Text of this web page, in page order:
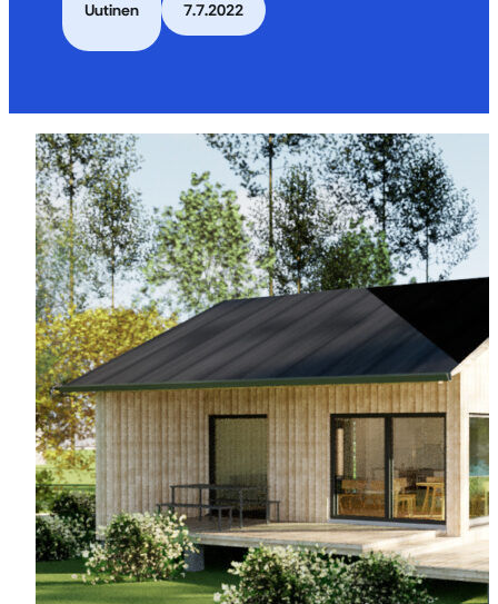
Uutinen 7.7.2022